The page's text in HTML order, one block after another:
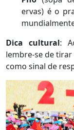
ervas) é o
Dica cultural:
lembre-se de
como sinal de